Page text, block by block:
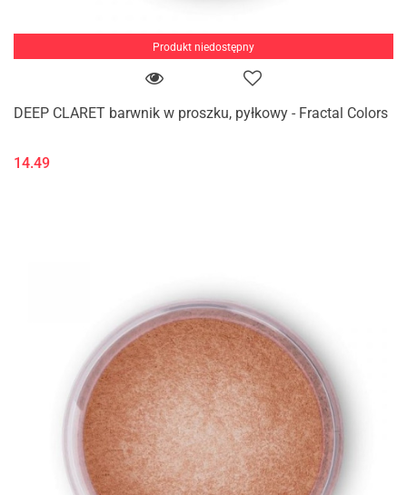
Produkt niedostępny
DEEP CLARET barwnik w proszku, pyłkowy - Fractal Colors
14.49